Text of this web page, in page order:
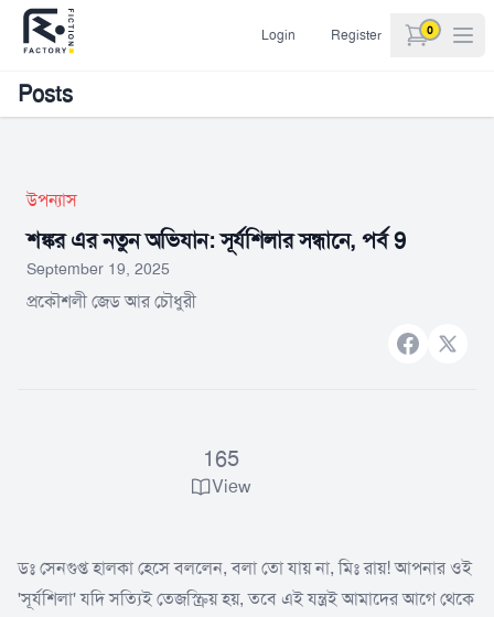
Login Register 0
items in
Posts
উপন্যাস
শঙ্কর এর নতুন অভিযান: সূর্যশিলার সন্ধানে, পর্ব 9
September 19, 2025
প্রকৌশলী জেড আর চৌধুরী
Facebook
X
165
View
ডঃ সেনগুপ্ত হালকা হেসে বললেন, বলা তো যায় না, মিঃ রায়! আপনার ওই
'সূর্যশিলা' যদি সত্যিই তেজস্ক্রিয় হয়, তবে এই যন্ত্রই আমাদের আগে থেকে